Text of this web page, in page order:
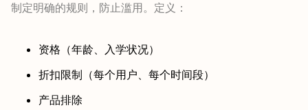
制定明确的规则，防止滥用。定义：
资格（年龄、入学状况）
折扣限制（每个用户、每个时间段）
产品排除